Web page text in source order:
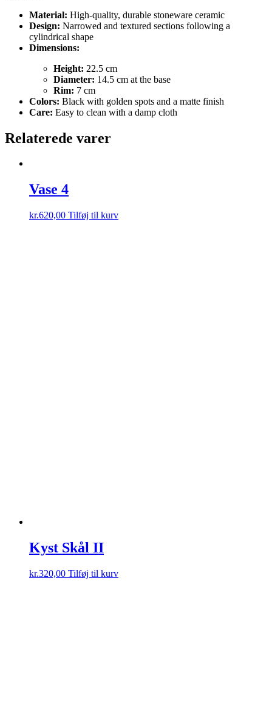
Material: High-quality, durable stoneware ceramic
Design: Narrowed and textured sections following a
cylindrical shape
Dimensions:
Height: 22.5 cm
Diameter: 14.5 cm at the base
Rim: 7 cm
Colors: Black with golden spots and a matte finish
Care: Easy to clean with a damp cloth
Relaterede varer
Vase 4
kr.620,00 Tilføj til kurv
Kyst Skål II
kr.320,00 Tilføj til kurv